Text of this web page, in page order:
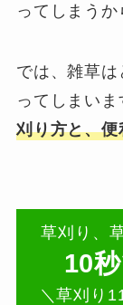
ってしまうか
では、雑草
ってしまい
刈り方と、
草刈り、
10
＼草刈り